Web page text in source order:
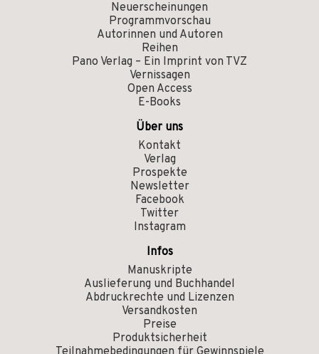
Neuerscheinungen
Programmvorschau
Autorinnen und Autoren
Reihen
Pano Verlag – Ein Imprint von TVZ
Vernissagen
Open Access
E-Books
Über uns
Kontakt
Verlag
Prospekte
Newsletter
Facebook
Twitter
Instagram
Infos
Manuskripte
Auslieferung und Buchhandel
Abdruckrechte und Lizenzen
Versandkosten
Preise
Produktsicherheit